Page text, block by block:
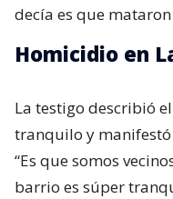
decía es que
Homicidio en
La testigo describió
tranquilo y
“Es que somos
barrio es súper